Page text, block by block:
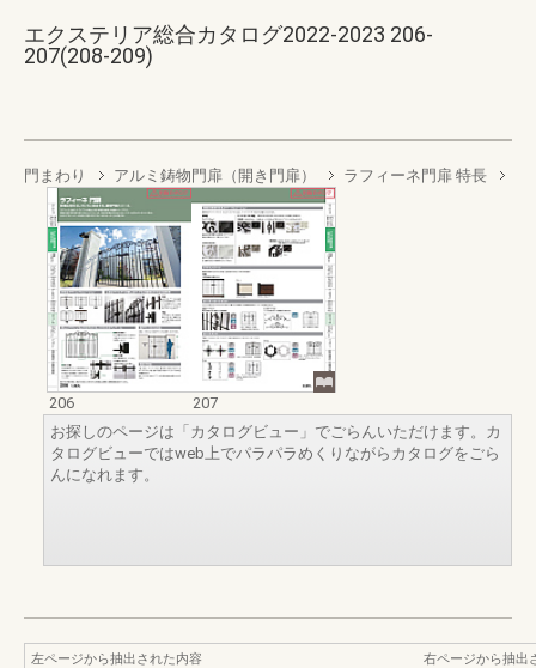
エクステリア総合カタログ2022-2023 206-
207(208-209)
門まわり アルミ鋳物門扉（開き門扉） ラフィーネ門扉 特長
206
207
お探しのページは「カタログビュー」でごらんいただけます。カ
タログビューではweb上でパラパラめくりながらカタログをごら
んになれます。
左ページから抽出された内容
右ページから抽出